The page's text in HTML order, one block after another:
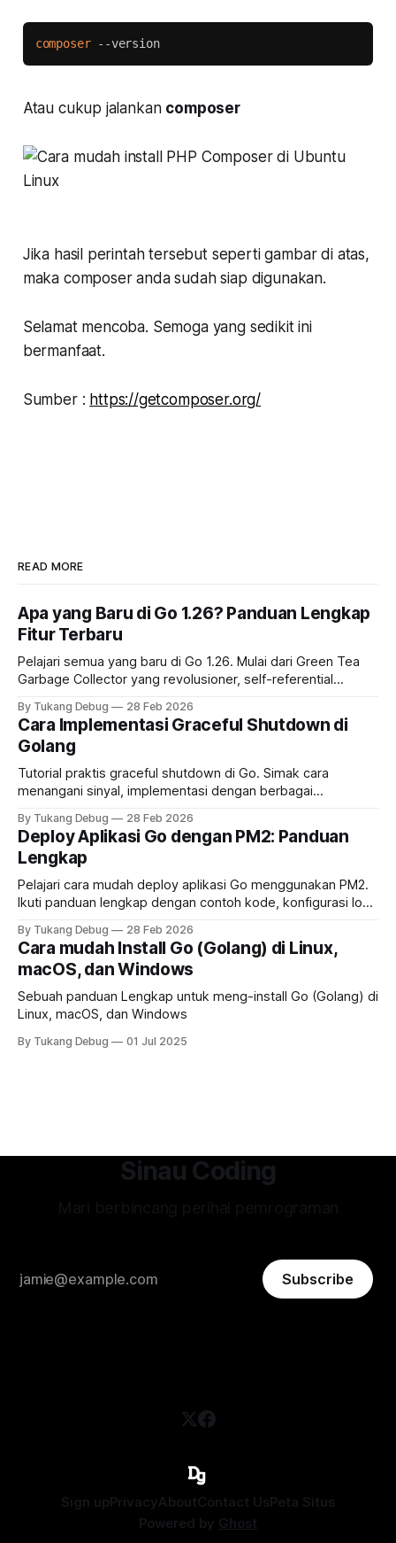
composer --version
Atau cukup jalankan composer
Jika hasil perintah tersebut seperti gambar di atas,
maka composer anda sudah siap digunakan.
Selamat mencoba. Semoga yang sedikit ini
bermanfaat.
Sumber : https://getcomposer.org/
READ MORE
Apa yang Baru di Go 1.26? Panduan Lengkap
Fitur Terbaru
Pelajari semua yang baru di Go 1.26. Mulai dari Green Tea
Garbage Collector yang revolusioner, self-referential
Anda
By Tukang Debug 28 Feb 2026
Cara Implementasi Graceful Shutdown di
Golang
Tutorial praktis graceful shutdown di Go. Simak cara
menangani sinyal, implementasi dengan berbagai
deployment
By Tukang Debug 28 Feb 2026
Deploy Aplikasi Go dengan PM2: Panduan
Lengkap
Pelajari cara mudah deploy aplikasi Go menggunakan PM2.
Ikuti panduan lengkap dengan contoh kode, konfigurasi log
By Tukang Debug 28 Feb 2026
Cara mudah Install Go (Golang) di Linux,
macOS, dan Windows
Sebuah panduan Lengkap untuk meng-install Go (Golang) di
Linux, macOS, dan Windows
By Tukang Debug 01 Jul 2025
Sinau Coding
Subscribe
Sign upPrivacyAboutContact UsPeta Situs
Powered by Ghost